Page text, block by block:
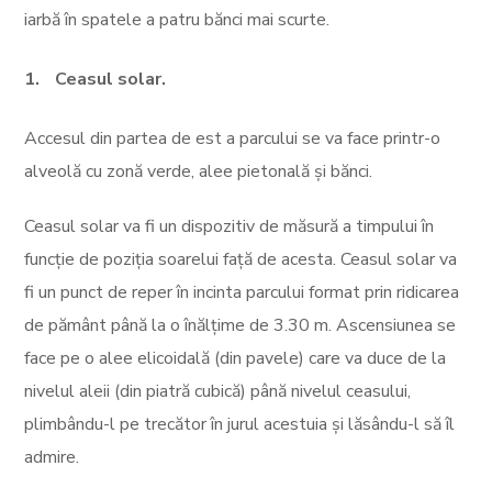
iarbă în spatele a patru bănci mai scurte.
Ceasul solar.
Accesul din partea de est a parcului se va face printr-o
alveolă cu zonă verde, alee pietonală și bănci.
Ceasul solar va fi un dispozitiv de măsură a timpului în
funcție de poziția soarelui față de acesta. Ceasul solar va
fi un punct de reper în incinta parcului format prin ridicarea
de pământ până la o înălțime de 3.30 m. Ascensiunea se
face pe o alee elicoidală (din pavele) care va duce de la
nivelul aleii (din piatră cubică) până nivelul ceasului,
plimbându-l pe trecător în jurul acestuia și lăsându-l să îl
admire.